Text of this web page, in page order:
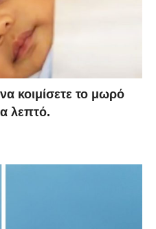
κοιμίσετε το μωρό
λεπτό.